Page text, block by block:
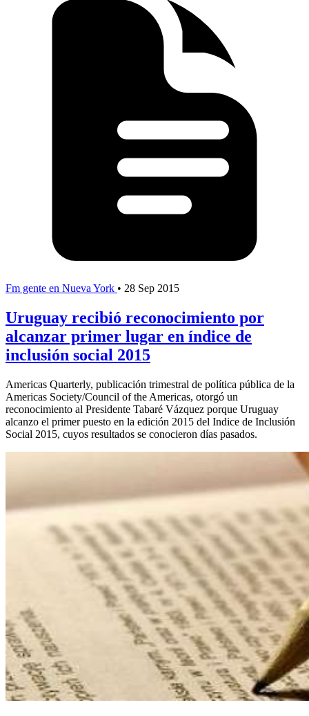
Fm gente en Nueva York • 28 Sep 2015
Uruguay recibió reconocimiento por
alcanzar primer lugar en índice de
inclusión social 2015
Americas Quarterly, publicación trimestral de política pública de la
Americas Society/Council of the Americas, otorgó un
reconocimiento al Presidente Tabaré Vázquez porque Uruguay
alcanzo el primer puesto en la edición 2015 del Indice de Inclusión
Social 2015, cuyos resultados se conocieron días pasados.